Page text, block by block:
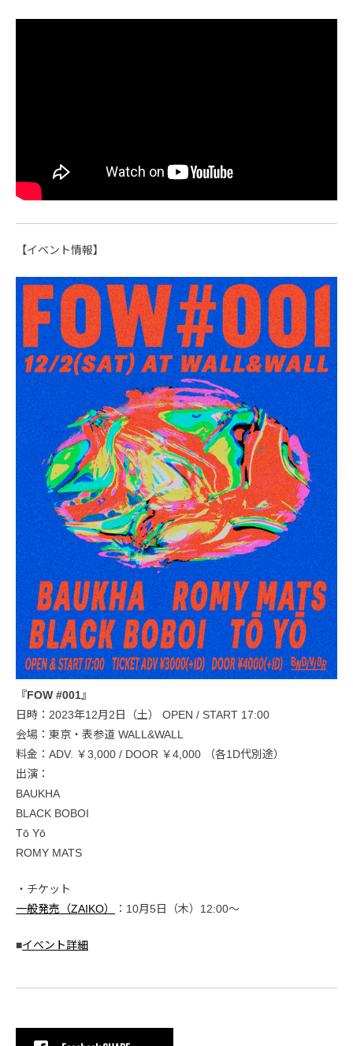
【イベント情報】
『FOW #001』
日時：2023年12月2日（土） OPEN / START 17:00
会場：東京・表参道 WALL&WALL
料金：ADV. ￥3,000 / DOOR ￥4,000 （各1D代別途）
出演：
BAUKHA
BLACK BOBOI
Tō Yō
ROMY MATS
・チケット
一般発売（ZAIKO）
：10月5日（木）12:00〜
■イベント詳細